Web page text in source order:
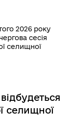
2026 року
сесія
селищної
селищної